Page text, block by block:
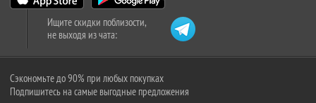
Ищите скидки поблизости,
не выходя из чата:
Сэкономьте до 90% при любых покупках
Подпишитесь на самые выгодные предложения